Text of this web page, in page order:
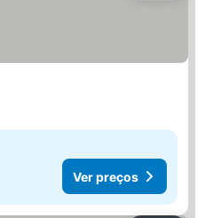
Ver preços